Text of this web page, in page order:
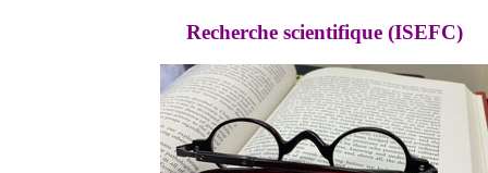
Recherche scientifique (ISEFC)